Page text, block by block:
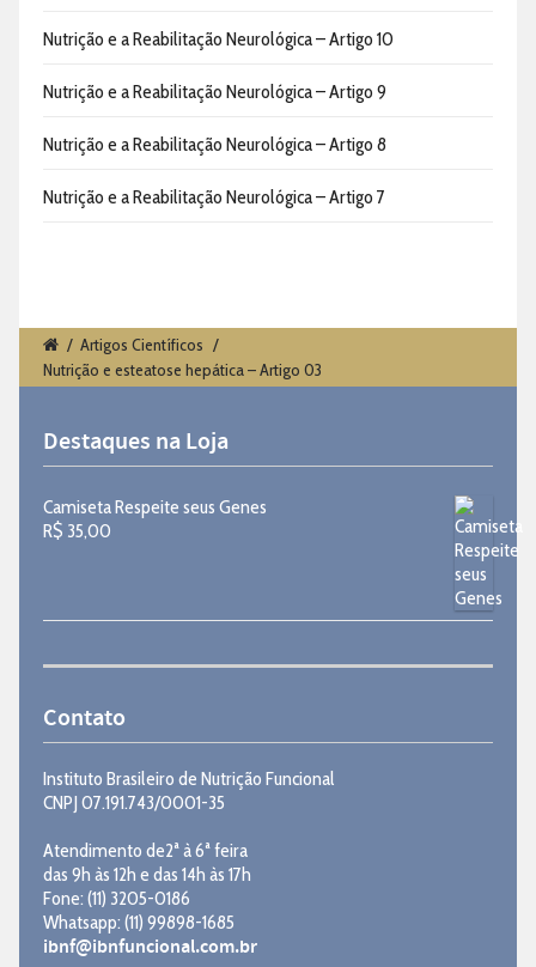
Nutrição e a Reabilitação Neurológica – Artigo 10
Nutrição e a Reabilitação Neurológica – Artigo 9
Nutrição e a Reabilitação Neurológica – Artigo 8
Nutrição e a Reabilitação Neurológica – Artigo 7
/ Artigos Científicos /
Nutrição e esteatose hepática – Artigo 03
Destaques na Loja
Camiseta Respeite seus Genes
R$ 35,00
Contato
Instituto Brasileiro de Nutrição Funcional
CNPJ 07.191.743/0001-35
Atendimento de2ª à 6ª feira
das 9h às 12h e das 14h às 17h
Fone: (11) 3205-0186
Whatsapp: (11) 99898-1685
ibnf@ibnfuncional.com.br